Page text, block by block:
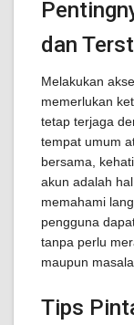
dan
Melakukan
memerlukan
tetap terjaga
tempat umum
bersama,
akun adalah
memahami
pengguna
tanpa perlu
maupun
Tips